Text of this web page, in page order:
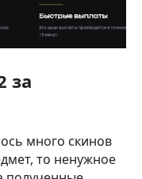
за
много скинов
то ненужное